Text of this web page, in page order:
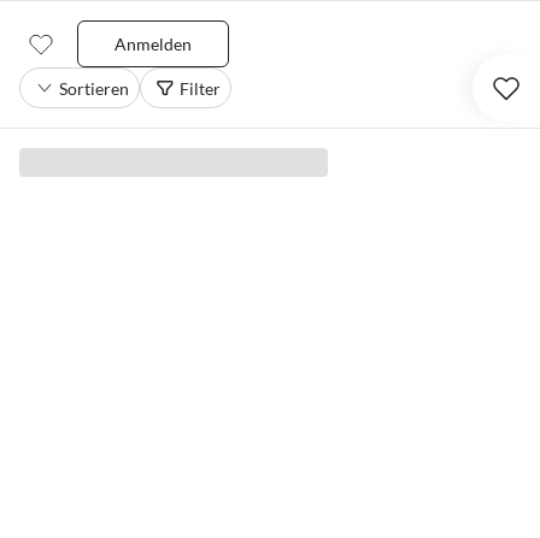
Anmelden
Sortieren Filter